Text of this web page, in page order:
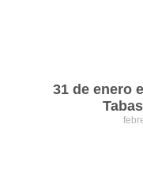
31 de enero